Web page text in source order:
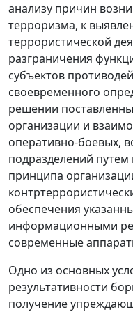
анализу причин
терроризма, к
террористической
разграничения
субъектов
своевременного
решении
организации и
оперативно-боевых,
подразделений
принципа
обеспечения
информационными
современные
Одно из основных
результативности
получение